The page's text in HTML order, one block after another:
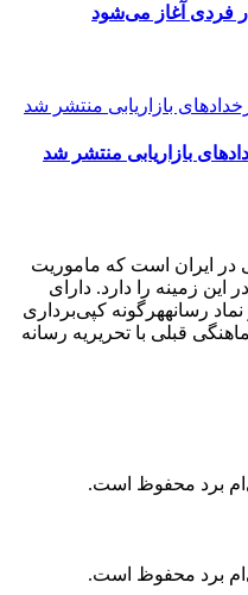
فردی آغاز می‌شود
بازاریابی منتشر شد
در ایران است که ماموریت
این زمینه را دارد. دارای
رسانههرگونه کپی‌برداری
قبلی با تحریریه رسانه
برد محفوظ است.
برد محفوظ است.